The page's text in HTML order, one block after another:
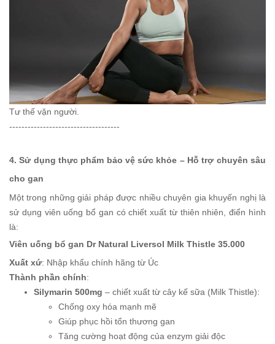
Tư thế vặn người.
------------------------------------
4. Sử dụng thực phẩm bảo vệ sức khỏe – Hỗ trợ chuyên sâu
cho gan
Một trong những giải pháp được nhiều chuyên gia khuyến nghị là
sử dụng viên uống bổ gan có chiết xuất từ thiên nhiên, điển hình
là:
Viên uống bổ gan Dr Natural Liversol Milk Thistle 35.000
Xuất xứ: Nhập khẩu chính hãng từ Úc
Thành phần chính:
Silymarin 500mg – chiết xuất từ cây kế sữa (Milk Thistle):
Chống oxy hóa mạnh mẽ
Giúp phục hồi tổn thương gan
Tăng cường hoạt động của enzym giải độc